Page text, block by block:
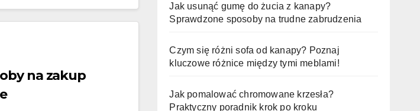
na zakup
Jak usunąć gumę do żucia z kanapy?
Sprawdzone sposoby na trudne zabrudzenia
Czym się różni sofa od kanapy? Poznaj
kluczowe różnice między tymi meblami!
Jak pomalować chromowane krzesła?
Praktyczny poradnik krok po kroku